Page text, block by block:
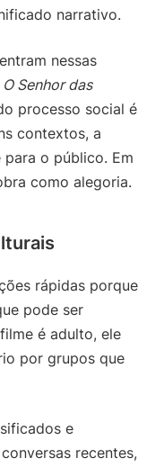
narrativo.
nessas
O Senhor das
processo social é
contextos, a
o público. Em
como alegoria.
rápidas porque
pode ser
é adulto, ele
por grupos que
e
recentes,